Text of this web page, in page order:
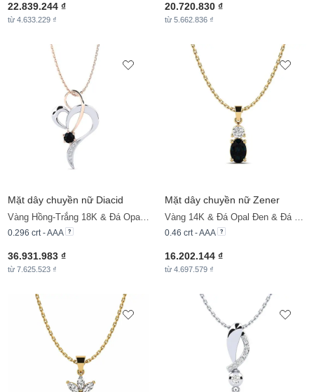
22.839.244 ₫
từ 4.633.229 ₫
20.720.830 ₫
từ 5.662.836 ₫
Mặt dây chuyền nữ Diacid
Vàng Hồng-Trắng 18K & Đá Opal Đen & Kim Cương
0.296 crt - AAA
36.931.983 ₫
từ 7.625.523 ₫
Mặt dây chuyền nữ Zener
Vàng 14K & Đá Opal Đen & Đá Moissanite
0.46 crt - AAA
16.202.144 ₫
từ 4.697.579 ₫